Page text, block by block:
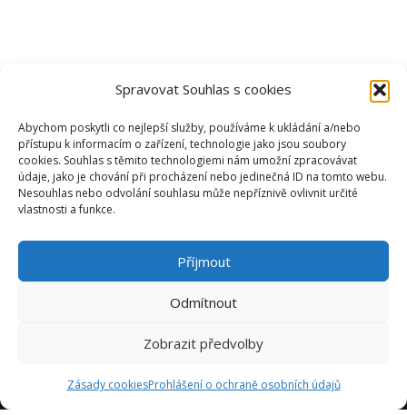
Spravovat Souhlas s cookies
Abychom poskytli co nejlepší služby, používáme k ukládání a/nebo
přístupu k informacím o zařízení, technologie jako jsou soubory
cookies. Souhlas s těmito technologiemi nám umožní zpracovávat
údaje, jako je chování při procházení nebo jedinečná ID na tomto webu.
Nesouhlas nebo odvolání souhlasu může nepříznivě ovlivnit určité
vlastnosti a funkce.
Příjmout
Odmítnout
Zobrazit předvolby
Zásady cookiesProhlášení o ochraně osobních údajů